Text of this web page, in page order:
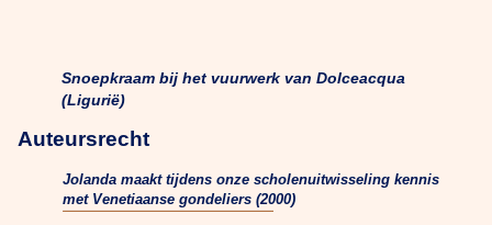
Snoepkraam bij het vuurwerk van Dolceacqua
(Ligurië)
Auteursrecht
Jolanda maakt tijdens onze scholenuitwisseling kennis
met Venetiaanse gondeliers (2000)